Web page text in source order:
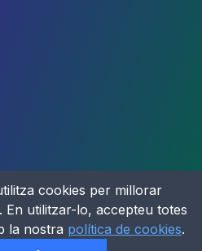
cookies per millorar
utilitzar-lo, accepteu totes
la nostra política de cookies.